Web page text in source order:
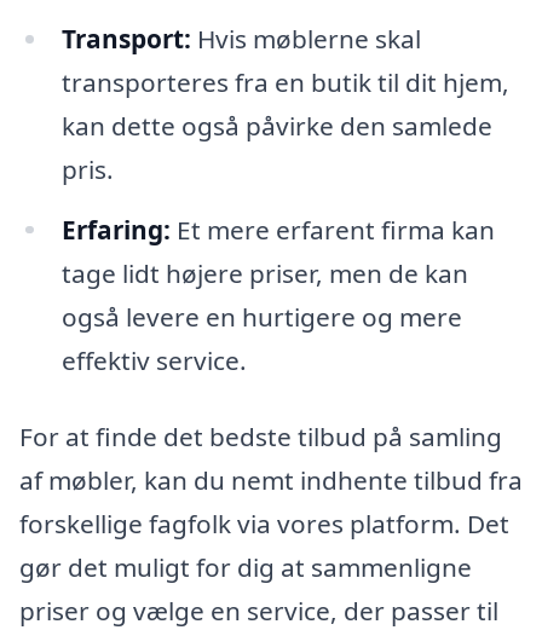
Transport: Hvis møblerne skal
transporteres fra en butik til dit hjem,
kan dette også påvirke den samlede
pris.
Erfaring: Et mere erfarent firma kan
tage lidt højere priser, men de kan
også levere en hurtigere og mere
effektiv service.
For at finde det bedste tilbud på samling
af møbler, kan du nemt indhente tilbud fra
forskellige fagfolk via vores platform. Det
gør det muligt for dig at sammenligne
priser og vælge en service, der passer til